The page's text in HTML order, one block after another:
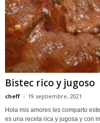
Bistec rico y jugoso
cheff - 19 septiembre, 2021
Hola mis amores les comparto
es una receta rica y jugosa y con